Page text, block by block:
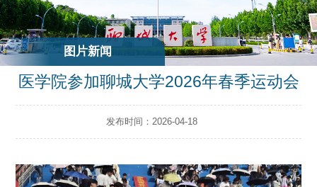
图片新闻
医学院参加聊城大学2026年春季运动会
发布时间：2026-04-18